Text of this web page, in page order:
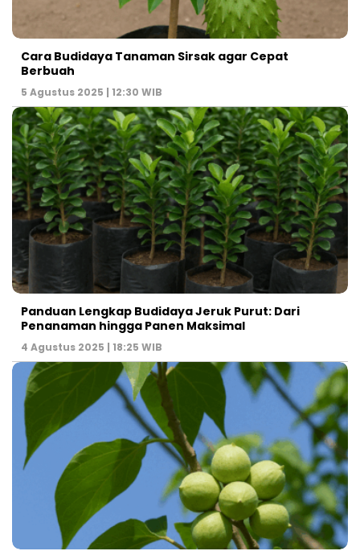
Cara Budidaya Tanaman Sirsak agar Cepat
Berbuah
5 Agustus 2025 | 12:30 WIB
Panduan Lengkap Budidaya Jeruk Purut: Dari
Penanaman hingga Panen Maksimal
4 Agustus 2025 | 18:25 WIB